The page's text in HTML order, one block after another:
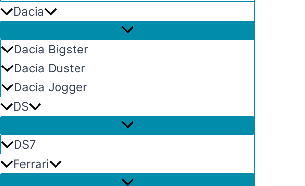
Dacia
Dacia Bigster
Dacia Duster
Dacia Jogger
DS
DS7
Ferrari